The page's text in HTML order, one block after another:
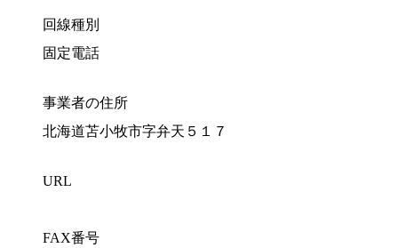
回線種別
固定電話
事業者の住所
北海道苫小牧市字弁天５１７
URL
FAX番号